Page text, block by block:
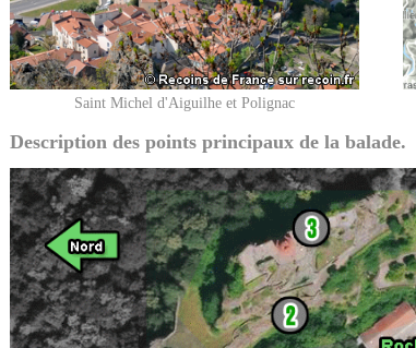
Saint Michel d'Aiguilhe et Polignac
Description des points principaux de la balade.